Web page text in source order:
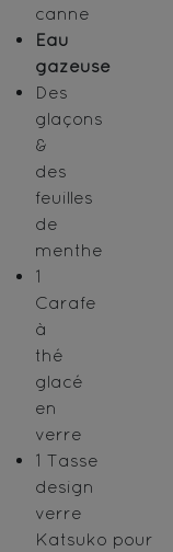
canne
Eau
gazeuse
Des
glaçons
&
des
feuilles
de
menthe
1
Carafe
à
thé
glacé
en
verre
1 Tasse
design
verre
Katsuko pour